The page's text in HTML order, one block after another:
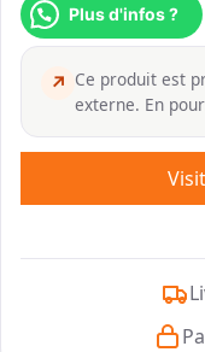
Plus d'infos ?
↗ Ce produit est
externe. En